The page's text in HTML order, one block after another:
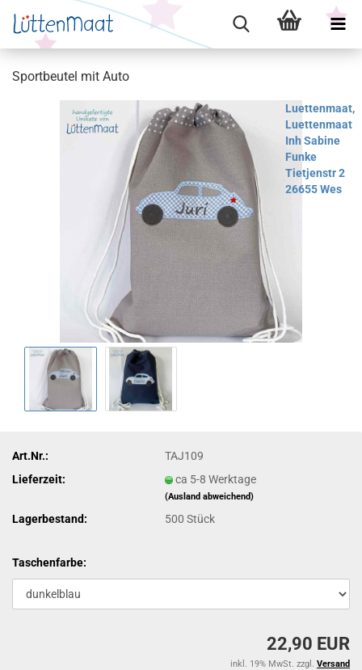
Sportbeutel mit Auto
Luettenmaat,
Luettenmaat
Inh Sabine
Funke
Tietjenstr 2
26655 Wes
Art.Nr.:
TAJ109
Lieferzeit:
ca 5-8 Werktage
(Ausland abweichend)
Lagerbestand: 500Stück
Taschenfarbe:
22,90 EUR
inkl. 19% MwSt. zzgl. Versand